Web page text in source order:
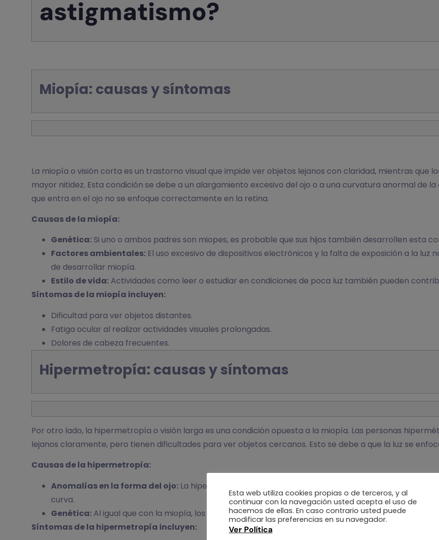
astigmatismo?
Miopía: causas y síntomas
La miopía o visión corta es un trastorno visual que impide ver objetos lejanos con claridad, mientras que
mayor nitidez. Esta condición se debe a un alargamiento excesivo del ojo o a una curvatura anormal de
que entra en el ojo no se enfoque correctamente en la retina.
Causas de la miopía:
Genética: Si uno o ambos padres son miopes, es probable que sus hijos también desarrollen esta
Factores ambientales: El uso excesivo de dispositivos electrónicos y la falta de exposición a la luz
de desarrollar miopía.
Estilo de vida: Actividades como leer o estudiar en condiciones de poca luz también pueden
Síntomas de la miopía incluyen:
Dificultad para ver objetos distantes.
Fatiga ocular al realizar actividades visuales prolongadas.
Dolores de cabeza frecuentes.
Hipermetropía: causas y síntomas
Por otro lado, la hipermetropía o visión larga es una condición opuesta a la miopía. Las personas
lejanos claramente, pero tienen dificultades para ver objetos cercanos. Esto se debe a que la luz se
Causas de la hipermetropía:
Anomalías en la forma del ojo: La hipermetropía puede ser causada por un ojo más corto de lo
curva.
Genética: Al igual que con la miopía, los antecedentes familiares pueden influir en la aparición de
Síntomas de la hipermetropía incluyen:
Esta web utiliza cookies propias o de terceros, y al
continuar con la navegación usted acepta el uso de
hacemos de ellas. En caso contrario usted puede
modificar las preferencias en su navegador.
Ver Política